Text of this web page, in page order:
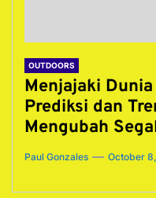
OUTDOORS
Menjajaki
Prediksi dan
Mengubah
Paul Gonzales October